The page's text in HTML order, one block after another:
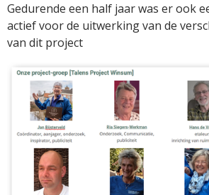
Gedurende een half jaar was er ook
actief voor de uitwerking van de
van dit project